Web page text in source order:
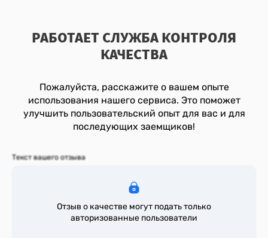
РАБОТАЕТ СЛУЖБА КОНТРОЛЯ
КАЧЕСТВА
Пожалуйста, расскажите о вашем опыте
использования нашего сервиса. Это поможет
улучшить пользовательский опыт для вас и для
последующих заемщиков!
Текст вашего отзыва
Отзыв о качестве могут подать только
авторизованные пользователи
Обработка